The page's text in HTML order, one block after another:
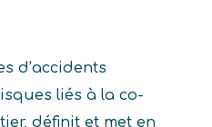
d’accidents
liés à la co-
définit et met en